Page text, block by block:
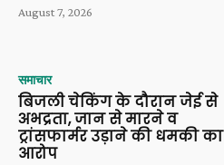
August 7, 2026
समाचार
बिजली चेकिंग के दौरान जेई से
अभद्रता, जान से मारने व
ट्रांसफार्मर उड़ाने की धमकी का
आरोप